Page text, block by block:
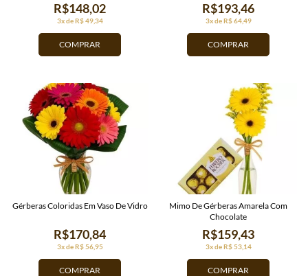
COMPRAR
3x de R$ 49,34
R$148,02
COMPRAR
3x de R$ 64,49
R$193,46
COMPRAR
3x de R$ 56,95
R$170,84
Gérberas Coloridas Em Vaso De Vidro
COMPRAR
3x de R$ 53,14
R$159,43
Mimo De Gérberas Amarela Com
Chocolate